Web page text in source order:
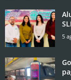
5